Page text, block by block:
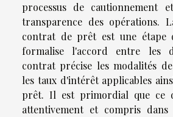
processus de cautionnementet
transparence des opérations.
contrat de prêtest une étape
formalise l'accord entre les
contrat précise lesmodalités
les taux d'intérêt applicables
prêt. Il est primordial que ce
attentivement et compris